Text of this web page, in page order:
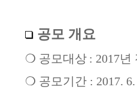
공모 개요
❍ 공모대상 : 2017년
❍ 공모기간 : 2017.